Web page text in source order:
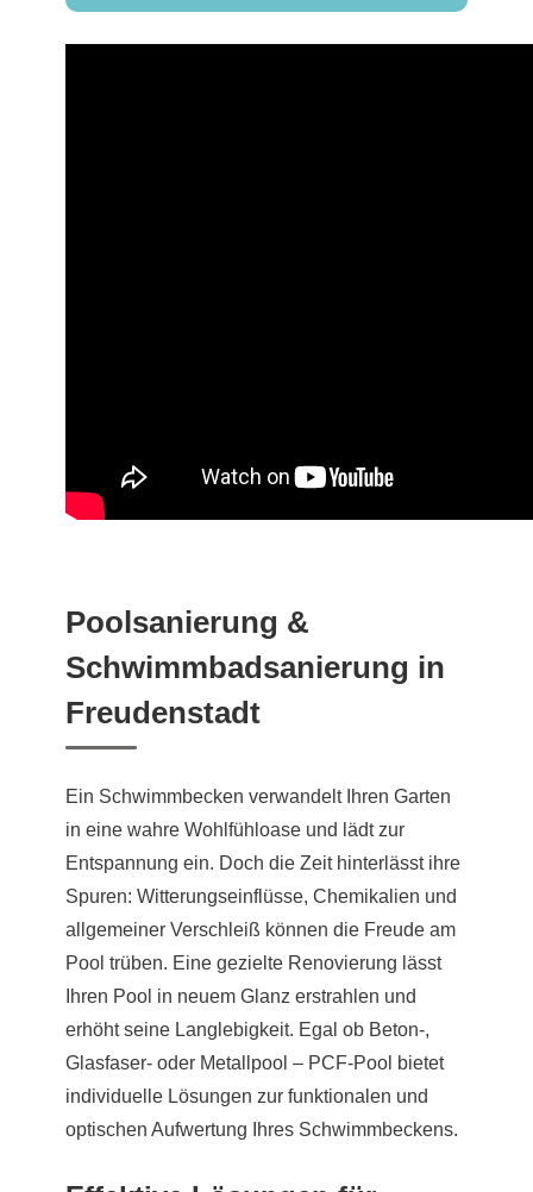
Poolsanierung &
Schwimmbadsanierung in
Freudenstadt
Ein Schwimmbecken verwandelt Ihren Garten
in eine wahre Wohlfühloase und lädt zur
Entspannung ein. Doch die Zeit hinterlässt ihre
Spuren: Witterungseinflüsse, Chemikalien und
allgemeiner Verschleiß können die Freude am
Pool trüben. Eine gezielte Renovierung lässt
Ihren Pool in neuem Glanz erstrahlen und
erhöht seine Langlebigkeit. Egal ob Beton-,
Glasfaser- oder Metallpool – PCF-Pool bietet
individuelle Lösungen zur funktionalen und
optischen Aufwertung Ihres Schwimmbeckens.